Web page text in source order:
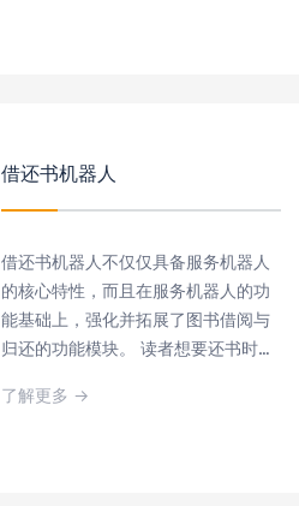
借还书机器人
借还书机器人不仅仅具备服务机器人
的核心特性，而且在服务机器人的功
能基础上，强化并拓展了图书借阅与
归还的功能模块。 读者想要还书时无
中可在小程序中召唤借还书机器人，
了解更多 →